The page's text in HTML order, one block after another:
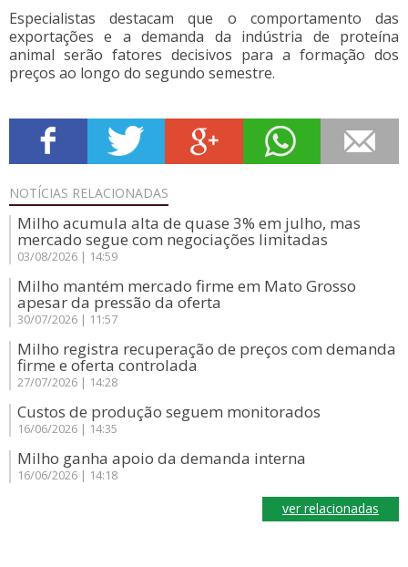
Especialistas destacam que o comportamento das
exportações e a demanda da indústria de proteína
animal serão fatores decisivos para a formação dos
preços ao longo do segundo semestre.
NOTÍCIAS RELACIONADAS
Milho acumula alta de quase 3% em julho, mas
mercado segue com negociações limitadas
03/08/2026 | 14:59
Milho mantém mercado firme em Mato Grosso
apesar da pressão da oferta
30/07/2026 | 11:57
Milho registra recuperação de preços com demanda
firme e oferta controlada
27/07/2026 | 14:28
Custos de produção seguem monitorados
16/06/2026 | 14:35
Milho ganha apoio da demanda interna
16/06/2026 | 14:18
ver relacionadas